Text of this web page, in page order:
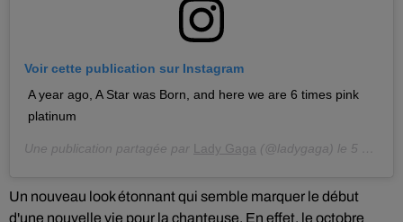
Voir cette publication sur Instagram
A year ago, A Star was Born, and here we are 6 times pink
platinum
Une publication partagée par Lady Gaga (@ladygaga) le 5 Oct. 2019 à 10 :00 PDT
Un nouveau look étonnant qui semble marquer le début
d'une nouvelle vie pour la chanteuse. En effet, le octobre